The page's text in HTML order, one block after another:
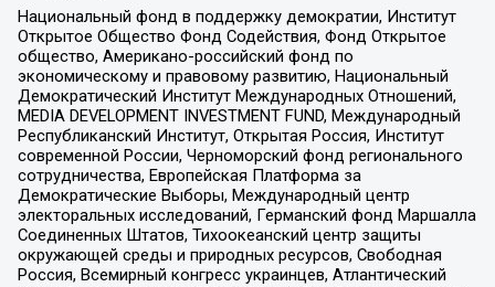
Национальный фонд в поддержку демократии, Институт
Открытое Общество Фонд Содействия, Фонд Открытое
общество, Американо-российский фонд по
экономическому и правовому развитию, Национальный
Демократический Институт Международных Отношений,
MEDIA DEVELOPMENT INVESTMENT FUND, Международный
Республиканский Институт, Открытая Россия, Институт
современной России, Черноморский фонд регионального
сотрудничества, Европейская Платформа за
Демократические Выборы, Международный центр
электоральных исследований, Германский фонд Маршалла
Соединенных Штатов, Тихоокеанский центр защиты
окружающей среды и природных ресурсов, Свободная
Россия, Всемирный конгресс украинцев, Атлантический